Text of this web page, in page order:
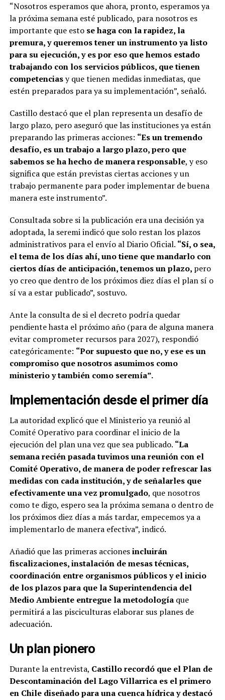
“Nosotros esperamos que ahora, pronto, esperamos ya
la próxima semana esté publicado, para nosotros es
importante que esto se haga con la rapidez, la
premura, y queremos tener un instrumento ya listo
para su ejecución, y es por eso que hemos estado
trabajando con los servicios públicos, que tienen
competenciasy que tienen medidas inmediatas, que
estén preparados para ya su implementación”, señaló.
Castillo destacó que el plan representa un desafío de
largo plazo, pero aseguró que las instituciones ya están
preparando las primeras acciones: “Es un tremendo
desafío, es un trabajo a largo plazo, pero que
sabemos se ha hecho de manera responsable, y eso
significa que están previstas ciertas acciones y un
trabajo permanente para poder implementar de buena
manera este instrumento”.
Consultada sobre si la publicación era una decisión ya
adoptada, la seremi indicó que solo restan los plazos
administrativos para el envío al Diario Oficial. “Sí, o sea,
el tema de los días ahí, uno tiene que mandarlo con
ciertos días de anticipación, tenemos un plazo, pero
yo creo que dentro de los próximos diez días el plan sí o
sí va a estar publicado”, sostuvo.
Ante la consulta de si el decreto podría quedar
pendiente hasta el próximo año (para de alguna manera
evitar comprometer recursos para 2027), respondió
categóricamente: “Por supuesto que no, y ese es un
compromiso que nosotros asumimos como
ministerio y también como seremía”.
Implementación desde el primer día
La autoridad explicó que el Ministerio ya reunió al
Comité Operativo para coordinar el inicio de la
ejecución del plan una vez que sea publicado. “La
semana recién pasada tuvimos una reunión con el
Comité Operativo, de manera de poder refrescar las
medidas con cada institución, y de señalarles que
efectivamente una vez promulgado, que nosotros
como te digo, espero sea la próxima semana o dentro de
los próximos diez días a más tardar, empecemos ya a
implementarlo de manera efectiva”, indicó.
Añadió que las primeras accionesincluirán
fiscalizaciones, instalación de mesas técnicas,
coordinación entre organismos públicos y el inicio
de los plazos para que la Superintendencia del
Medio Ambiente entregue la metodología que
permitirá a las pisciculturas elaborar sus planes de
adecuación.
Un plan pionero
Durante la entrevista, Castillo recordó que el Plan de
Descontaminación del Lago Villarrica es el primero
en Chile diseñado para una cuenca hídrica y destacó